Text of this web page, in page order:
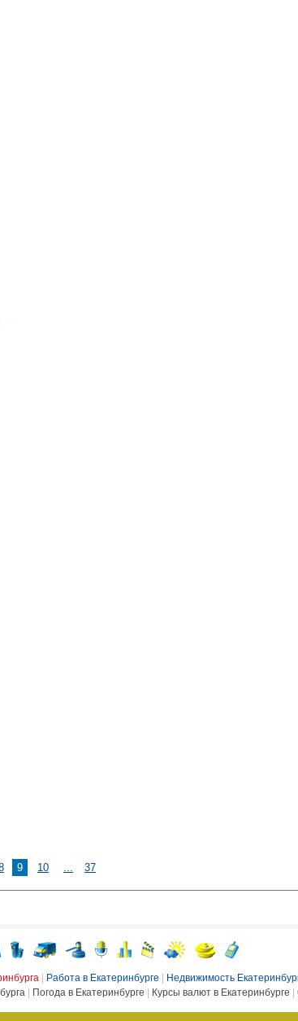
9 10 ... 37
Работа в Екатеринбурге Недвижимость
Погода в Екатеринбурге Курсы валют в Екатеринбурге